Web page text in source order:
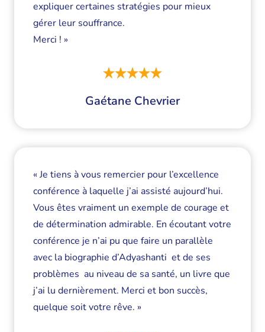
expliquer certaines stratégies pour mieux
gérer leur souffrance.
Merci ! »
Gaétane Chevrier
« Je tiens à vous remercier pour l’excellence
conférence à laquelle j’ai assisté aujourd’hui.
Vous êtes vraiment un exemple de courage et
de détermination admirable. En écoutant votre
conférence je n’ai pu que faire un parallèle
avec la biographie d’Adyashanti et de ses
problèmes au niveau de sa santé, un livre que
j’ai lu dernièrement. Merci et bon succès,
quelque soit votre rêve. »